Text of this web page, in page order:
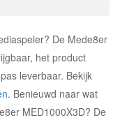
De Mede8er
het product
leverbaar. Bekijk
. Benieuwd naar wat
MED1000X3D? De